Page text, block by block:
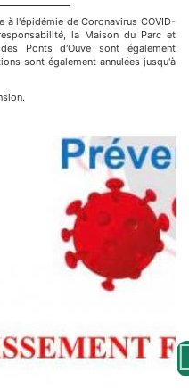
à l'épidémie de Coronavirus COVID-
la Maison du Parc et
Ponts d'Ouve sont également
sont également annulées jusqu'à